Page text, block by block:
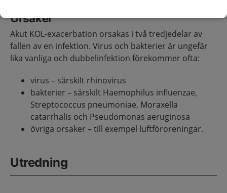
Orsaker
Akut KOL-exacerbation orsakas i två tredjedelar av
fallen av en infektion. Virus och bakterier är ungefär
lika vanliga och dubbelinfektion förekommer ofta:
virus – särskilt rhinovirus
bakterier – särskilt Haemophilus influenzae,
Streptococcus pneumoniae, Moraxella
catarrhalis och Pseudomonas aeruginosa
övriga orsaker – till exempel luftföroreningar.
Utredning